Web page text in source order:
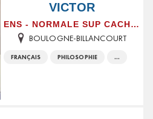
VICTOR
ENS - NORMALE SUP CACHAN
BOULOGNE-BILLANCOURT
FRANÇAIS PHILOSOPHIE ...